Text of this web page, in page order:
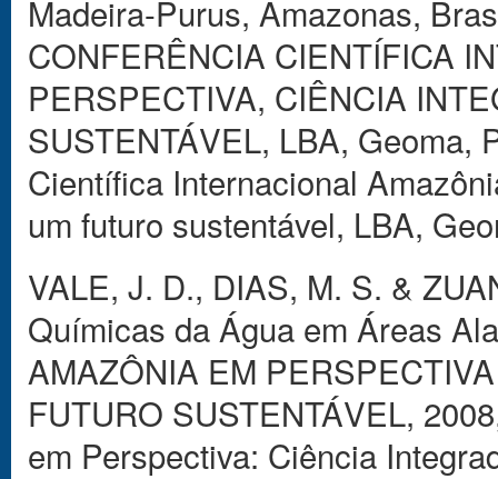
Madeira-Purus, Amazonas,
CONFERÊNCIA CIENTÍFICA
PERSPECTIVA, CIÊNCIA
SUSTENTÁVEL, LBA, Geoma,
Científica Internacional
um futuro sustentável, LBA,
VALE, J. D., DIAS, M. S. &
Químicas da Água em Áreas
AMAZÔNIA EM
FUTURO SUSTENTÁVEL,
em Perspectiva: Ciência